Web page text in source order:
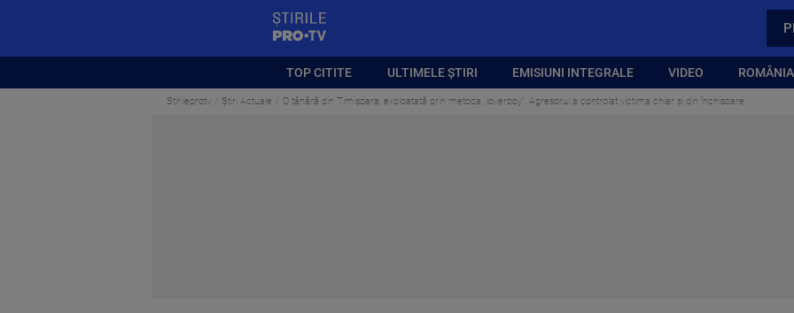
TOP CITITE ULTIMELE ȘTIRI EMISIUNI INTEGRALE VIDEO
Stirileprotv Știri Actuale O tânără din Timișoara, exploatată prin metoda „loverboy”. Agresorul a controlat victima chiar și din închisoare